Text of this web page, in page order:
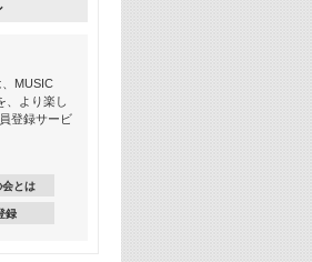
! サマーソン
ソング特集
、MUSIC
、より楽し
登録サービ
とは
録